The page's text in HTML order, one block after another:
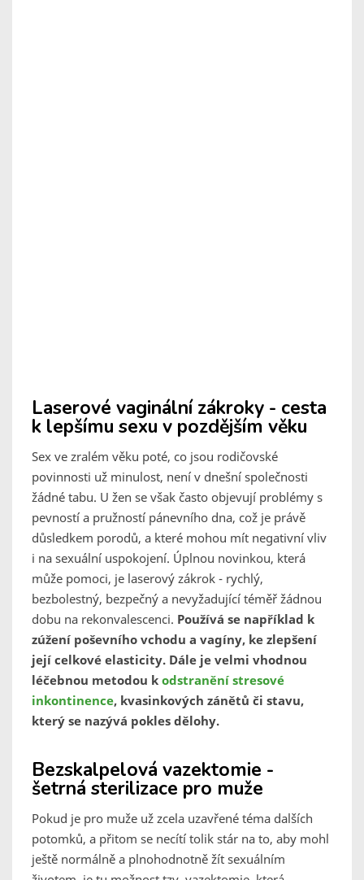
Laserové vaginální zákroky - cesta
k lepšímu sexu v pozdějším věku
Sex ve zralém věku poté, co jsou rodičovské
povinnosti už minulost, není v dnešní společnosti
žádné tabu. U žen se však často objevují problémy s
pevností a pružností pánevního dna, což je právě
důsledkem porodů, a které mohou mít negativní vliv
i na sexuální uspokojení. Úplnou novinkou, která
může pomoci, je laserový zákrok - rychlý,
bezbolestný, bezpečný a nevyžadující téměř žádnou
dobu na rekonvalescenci. Používá se například k
zúžení poševního vchodu a vagíny, ke zlepšení
její celkové elasticity. Dále je velmi vhodnou
léčebnou metodou k odstranění stresové
inkontinence, kvasinkových zánětů či stavu,
který se nazývá pokles dělohy.
Bezskalpelová vazektomie -
šetrná sterilizace pro muže
Pokud je pro muže už zcela uzavřené téma dalších
potomků, a přitom se necítí tolik stár na to, aby mohl
ještě normálně a plnohodnotně žít sexuálním